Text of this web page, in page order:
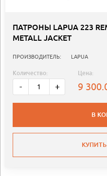
ПАТРОНЫ LAPUA 223
METALL JACKET
ПРОИЗВОДИТЕЛЬ: LAPUA
Количество:
- +
Цена:
9
В